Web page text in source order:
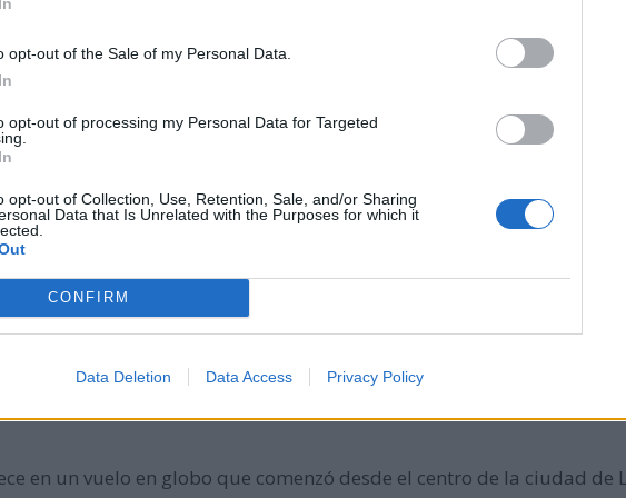
opt-out of the Sale of my Personal Data.
opt-out of processing my Personal Data for Targeted
opt-out of Collection, Use, Retention, Sale, and/or Sharing
Data that Is Unrelated with the Purposes for which it
CONFIRM
Data Deletion Data Access Privacy Policy
teléfono inteligente, el iPhone.
Reino Unido.
el dramaturgo Arthur Miller en Estados Unidos.
en la que Bulgaria se enfrentó con sus antiguos aliados de la
conserva la humanidad, George Gouraud, agente de ventas
la obra Israel en Egipto (de Handel) cantada por un coro de 4.000
en un vuelo en globo que comenzó desde el centro de la ciudad de